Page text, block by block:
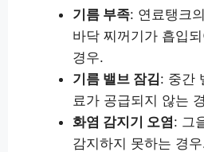
기름 부족: 연료탱크
바닥 찌꺼기가 흡입
경우.
기름 밸브 잠김: 중간
료가 공급되지 않는
화염 감지기 오염: 그
감지하지 못하는 경